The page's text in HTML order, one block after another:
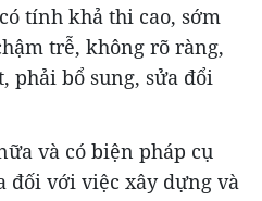
tính khả thi cao, sớm
trễ, không rõ ràng,
phải bổ sung, sửa đổi
và có biện pháp cụ
đối với việc xây dựng và